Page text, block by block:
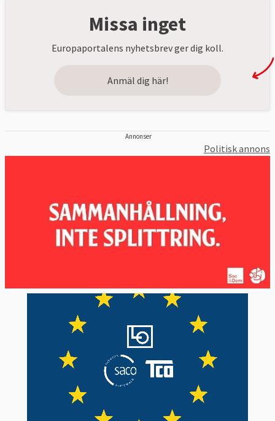
Missa inget
Europaportalens nyhetsbrev ger dig koll.
Anmäl dig här!
Annonser
Politisk annons